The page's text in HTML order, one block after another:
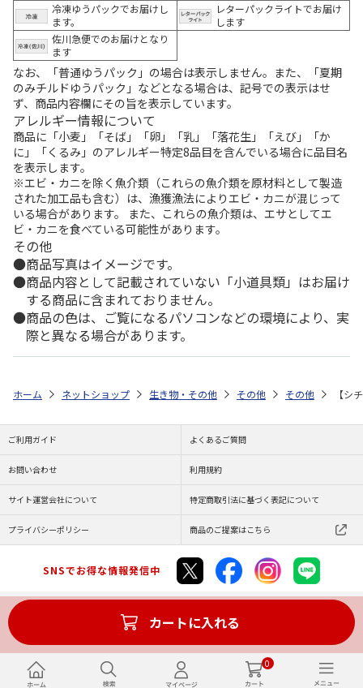
0
冷凍ゆうパックでお届けし
ます。
レターパックライトでお届け
します
佐川急便でのお届けとなり
ます
なお、「普通ゆうパック」の場合は表示しません。また、「夏期
のみチルドゆうパック」などとなる場合は、記号での表示はせ
ず、商品内容欄にその旨を表示しています。
アレルギー情報について
商品に「小麦」「そば」「卵」「乳」「落花生」「えび」「か
に」「くるみ」のアレルギー特定8品目を含んでいる場合に品目名
を表示します。
※エビ・カニを除く魚介類（これらの魚介類を原材料として製造
された加工品も含む）は、漁獲漁法によりエビ・カニが混じって
いる場合があります。 また、これらの魚介類は、エサとしてエ
ビ・カニを食べている可能性があります。
その他
商品写真はイメージです。
商品内容として記載されていない「小道具類」はお届け
する商品に含まれておりません。
商品の色は、ご覧になるパソコンなどの環境により、実
際と異なる場合があります。
カートに入れる
ホーム ネットショップ 生き物・その他 その他 その他 【シ
ご利用ガイド よくあるご質問
お問い合わせ 利用規約
サイト運営会社について 特定商取引法に基づく表記について
プライバシーポリシー 商品のご提案はこちら
SNSでお得な情報発信中